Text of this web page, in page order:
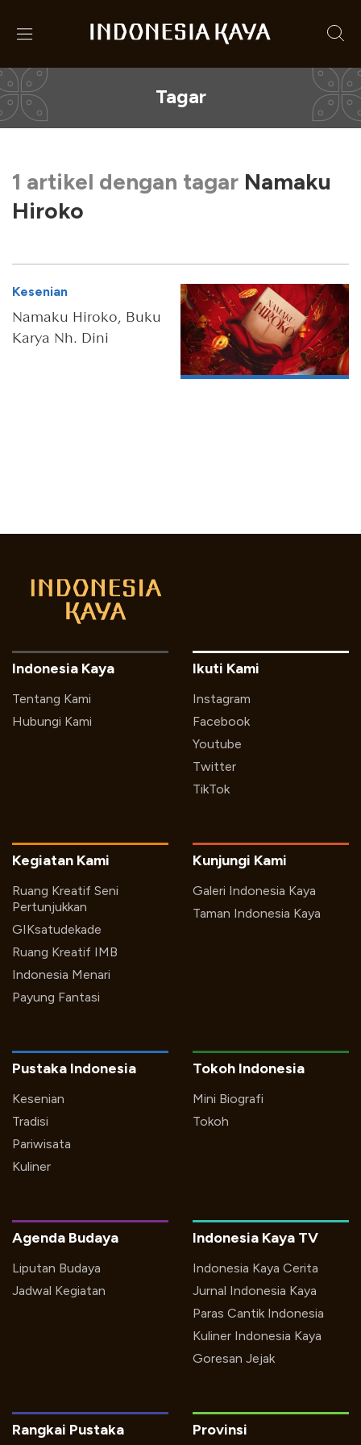
Tagar
1 artikel dengan tagar Namaku
Hiroko
Kesenian
Namaku Hiroko, Buku
Karya Nh. Dini
Indonesia Kaya
Tentang Kami
Hubungi Kami
Ikuti Kami
Instagram
Facebook
Youtube
Twitter
TikTok
Kegiatan Kami
Ruang Kreatif Seni
Pertunjukkan
GIKsatudekade
Ruang Kreatif IMB
Indonesia Menari
Payung Fantasi
Kunjungi Kami
Galeri Indonesia Kaya
Taman Indonesia Kaya
Pustaka Indonesia
Kesenian
Tradisi
Pariwisata
Kuliner
Tokoh Indonesia
Mini Biografi
Tokoh
Indonesia Kaya TV
Indonesia Kaya Cerita
Jurnal Indonesia Kaya
Paras Cantik Indonesia
Kuliner Indonesia Kaya
Goresan Jejak
Agenda Budaya
Liputan Budaya
Jadwal Kegiatan
Rangkai Pustaka Provinsi